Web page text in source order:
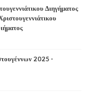
Διηγήματος
2025 -